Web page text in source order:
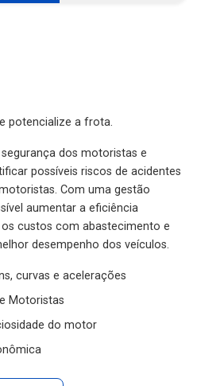
potencialize a frota.
dos motoristas e
possíveis riscos de acidentes
Com uma gestão
aumentar a eficiência
custos com abastecimento e
desempenho dos veículos.
curvas e acelerações
Motoristas
do motor